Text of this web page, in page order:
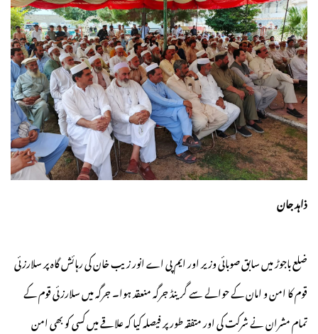
ذاہد جان
ضلع باجوڑ میں سابق صوبائی وزیر اور ایم پی اے انور زیب خان کی رہائش گاہ پر سلارزئی
قوم کا امن و امان کے حوالے سے گرینڈ جرگہ منعقد ہوا۔ جرگہ میں سلارزئی قوم کے
تمام مشران نے شرکت کی اور متفقہ طور پر فیصلہ کیا کہ علاقے میں کسی کو بھی امن